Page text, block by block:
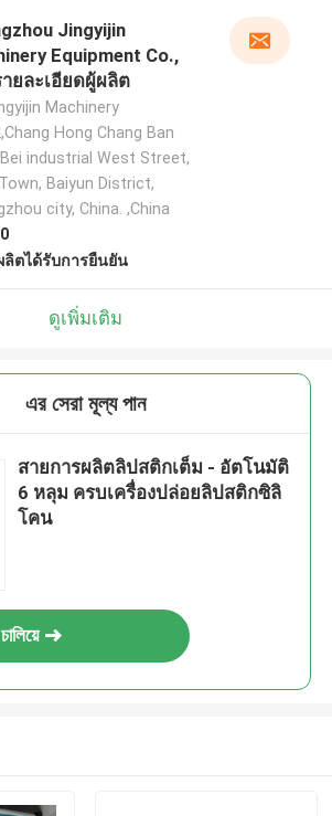
Jingyijin
Equipment Co.,
ยละเอียดผู้ผลิต
Machinery
Hong Chang Ban
industrial West Street,
Baiyun District,
city, China. ,China
ลิตได้รับการยืนยัน
ดูเพิ่มเติม
এর সেরা মূল্য পান
สายการผลิตลิปสติกเต็ม - อัตโนมัติ
6 หลุม ครบเครื่องปล่อยลิปสติกซิลิ
โคน
চালিয়ে